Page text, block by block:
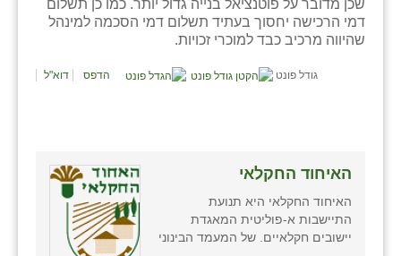
שכן מדובר על פוטנציאל בנייה גדול יותר. כמו כן תשלום
דמי הרכישה יחסוך בעתיד תשלום דמי הסכמה למינהל
שהיווה מרכיב כבד למוכרי זכויות.
גודל פונט הדפס דוא"ל
האיחוד החקלאי
האיחוד החקלאי היא תנועת
התיישבות א-פוליטית המאגדת
יישובים חקלאיים. של המעמד הבינוני